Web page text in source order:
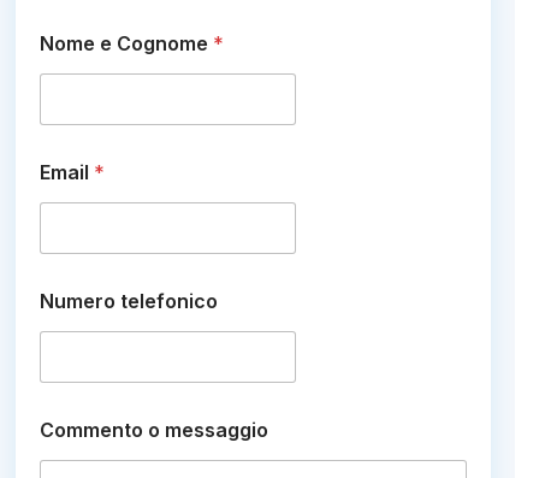
Nome e Cognome *
o
m
t
o
*
o
m
Email *
Numero telefonico
Commento o messaggio